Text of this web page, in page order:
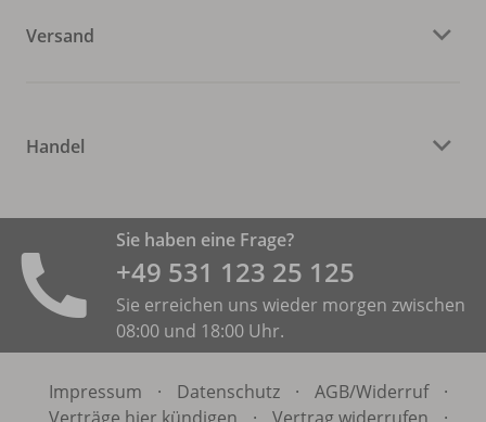
Versand
Handel
Sie haben eine Frage?
+49 531 ­123 25 125
Sie erreichen uns wieder morgen zwischen
08:00 und 18:00 Uhr.
Impressum · Datenschutz · AGB/Widerruf
·
Verträge hier kündigen
· Vertrag widerrufen ·